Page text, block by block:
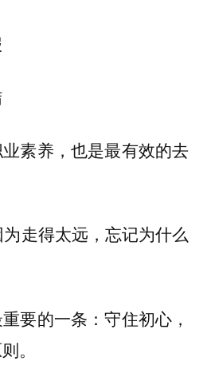
素养，也是最有效的去
走得太远，忘记为什么
要的一条：守住初心，
。